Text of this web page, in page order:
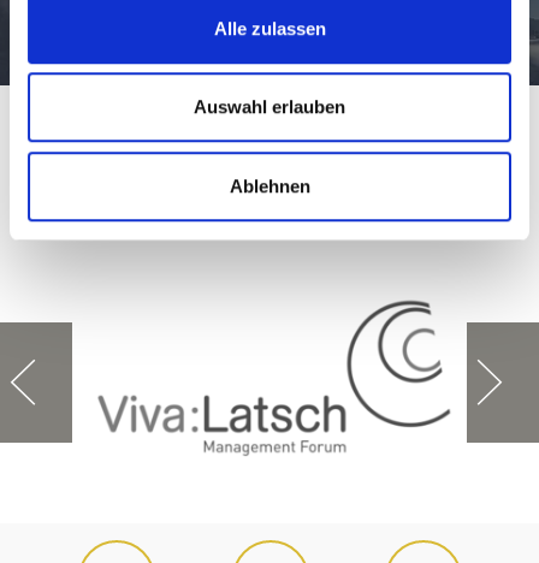
Alle zulassen
Auswahl erlauben
Ablehnen
Mehr erfahren
Winter aktiv